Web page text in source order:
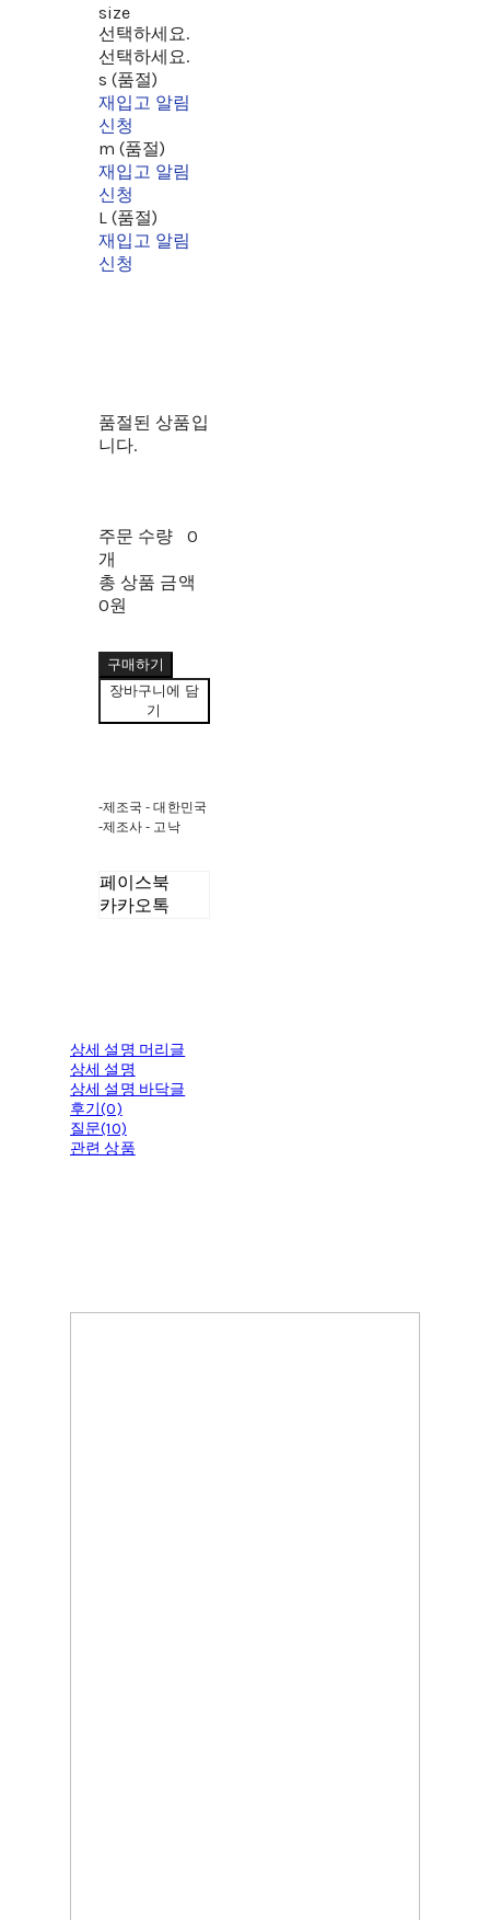
size
선택하세요.
선택하세요.
s (품절)
재입고 알림
신청
m (품절)
재입고 알림
신청
L (품절)
재입고 알림
신청
품절된 상품입
니다.
주문 수량
0
개
총 상품 금액
0원
구매하기
장바구니에 담
기
-제조국 - 대한민국
-제조사 - 고낙
페이스북
카카오톡
상세 설명 머리글
상세 설명
상세 설명 바닥글
후기(0)
질문(10)
관련 상품